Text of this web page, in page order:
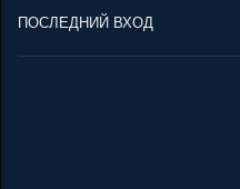
ПОСЛЕДНИЙ ВХОД